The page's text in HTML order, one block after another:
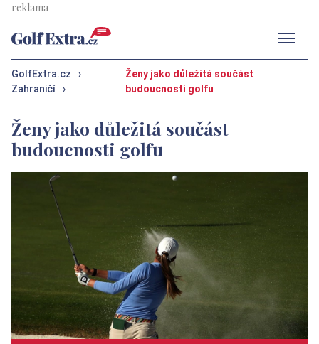
GolfExtra.cz
›
Zahraničí
›
Ženy jako důležitá součást
budoucnosti golfu
Ženy jako důležitá součást
budoucnosti golfu